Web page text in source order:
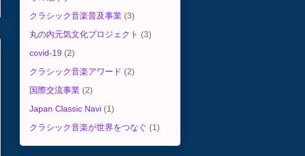
クラシック音楽普及事業 (3)
丸の内元気文化プロジェクト (3)
covid-19 (2)
クラシック音楽アワード (2)
国際交流事業 (2)
Japan Classic Navi (1)
クラシック音楽が世界をつなぐ (1)